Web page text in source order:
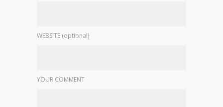
WEBSITE (optional)
YOUR COMMENT